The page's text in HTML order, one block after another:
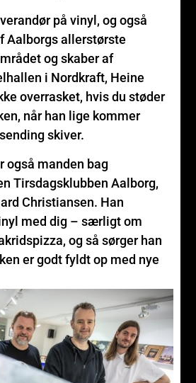
på vinyl, og også
Aalborgs allerstørste
og skaber af
i Nordkraft, Heine
overrasket, hvis du støder
når han lige kommer
skiver.
også manden bag
Tirsdagsklubben Aalborg,
Christiansen. Han
med dig – særligt om
og så sørger han
er godt fyldt op med nye